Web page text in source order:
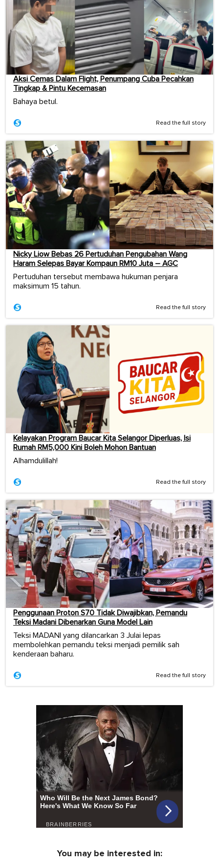
Aksi Cemas Dalam Flight, Penumpang Cuba Pecahkan
Tingkap & Pintu Kecemasan
Bahaya betul.
Read the full story
Nicky Liow Bebas 26 Pertuduhan Pengubahan Wang
Haram Selepas Bayar Kompaun RM10 Juta – AGC
Pertuduhan tersebut membawa hukuman penjara
maksimum 15 tahun.
Read the full story
Kelayakan Program Baucar Kita Selangor Diperluas, Isi
Rumah RM5,000 Kini Boleh Mohon Bantuan
Alhamdulillah!
Read the full story
Penggunaan Proton S70 Tidak Diwajibkan, Pemandu
Teksi Madani Dibenarkan Guna Model Lain
Teksi MADANI yang dilancarkan 3 Julai lepas
membolehkan pemandu teksi menjadi pemilik sah
kenderaan baharu.
Read the full story
You may be interested in: